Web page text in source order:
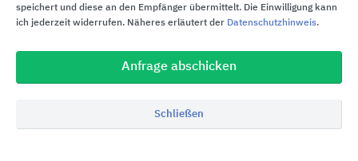
speichert und diese an den Empfänger übermittelt. Die Einwilligung kann
ich jederzeit widerrufen. Näheres erläutert der Datenschutzhinweis.
Anfrage abschicken
Schließen